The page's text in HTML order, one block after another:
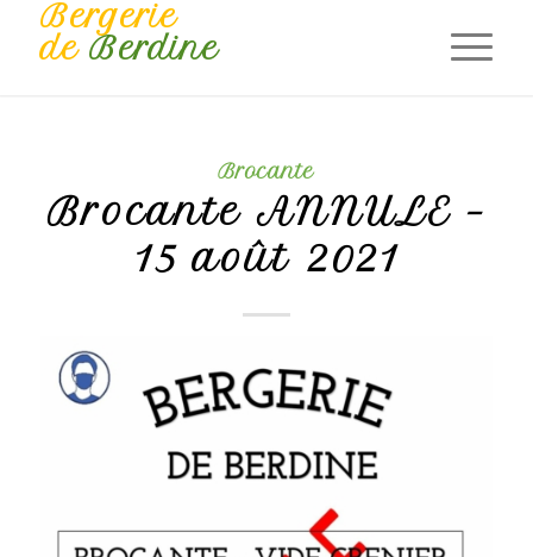
Bergerie
deBerdine
Brocante
Brocante ANNULE –
15 août 2021